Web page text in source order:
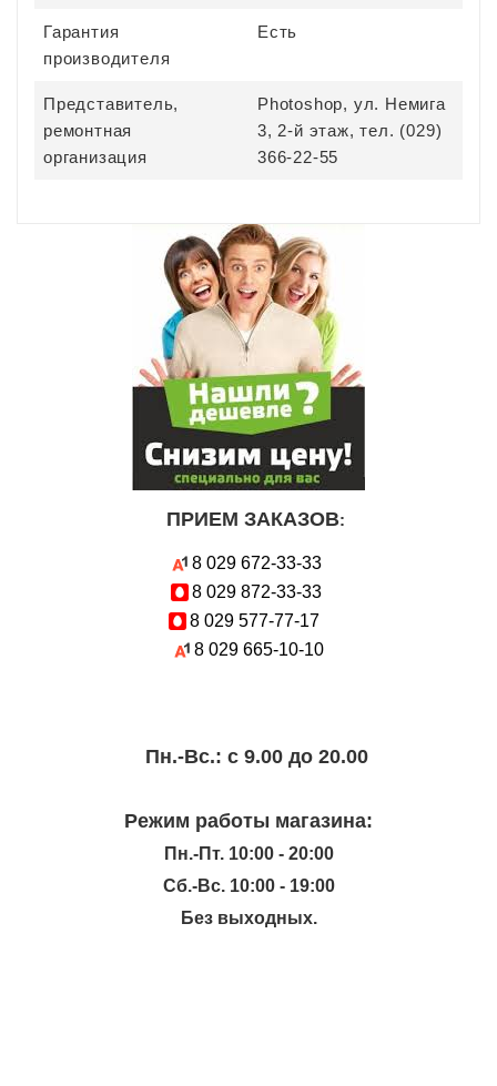
Гарантия
производителя
Есть
Представитель,
ремонтная
организация
Photoshop, ул. Немига
3, 2-й этаж, тел. (029)
366-22-55
ПРИЕМ ЗАКАЗОВ:
8 029 672-33-33
8 029 872-33-33
8 029 577-77-17
8 029 665-10-10
Пн.-Вc.: с 9.00 до 20.00
Режим работы магазина:
Пн.-Пт. 10:00 - 20:00
Сб.-Вс. 10:00 - 19:00
Без выходных.